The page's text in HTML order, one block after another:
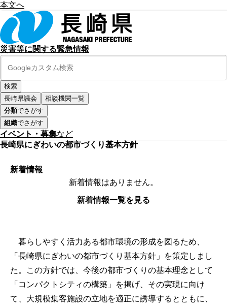
本文へ
災害等に関する緊急情報
長崎県議会
相談機関一覧
分類でさがす
組織でさがす
イベント・募集など
長崎県にぎわいの都市づくり基本方針
新着情報
新着情報はありません。
新着情報一覧を見る
暮らしやすく活力ある都市環境の形成を図るため、
「長崎県にぎわいの都市づくり基本方針」を策定しまし
た。この方針では、今後の都市づくりの基本理念として
「コンパクトシティの構築」を掲げ、その実現に向け
て、大規模集客施設の立地を適正に誘導するとともに、